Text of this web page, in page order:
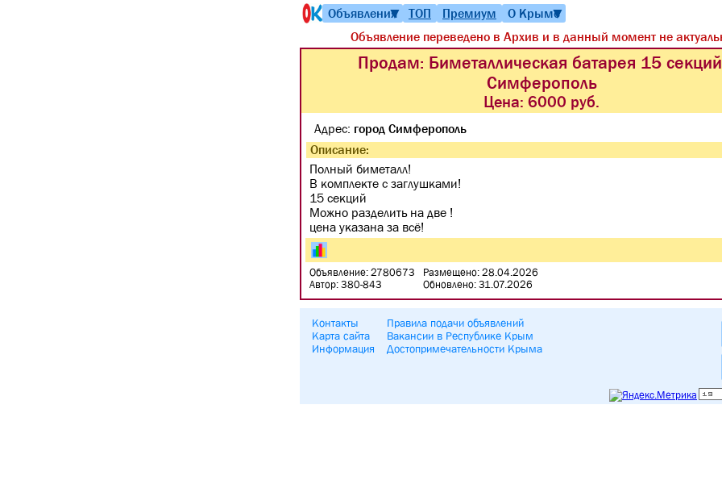
Объявления
▼ ТОП Премиум О Крыме
▼
Объявление переведено в Архив и в данный момент не
Продам: Биметаллическая батарея 15
Симферополь
Цена: 6000 руб.
Адрес: город Симферополь
Описание:
Полный биметалл!
В комплекте с заглушками!
15 секций
Можно разделить на две !
цена указана за всё!
Объявление: 2780673
Автор: 380-843
Размещено: 28.04.2026
Обновлено: 31.07.2026
Контакты
Карта сайта
Информация
Правила подачи объявлений
Вакансии в Республике Крым
Достопримечательности Крыма